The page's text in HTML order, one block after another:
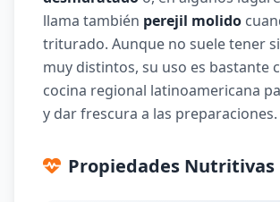
llama también perejil molido
triturado. Aunque no suele tener
muy distintos, su uso es bastante
cocina regional latinoamericana
y dar frescura a las preparaciones.
Propiedades Nutritivas